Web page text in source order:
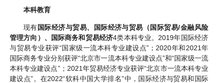
本科教育
现有国际经济与贸易、国际经济与贸易（国际贸易/金融风险
管理方向）、国际商务和贸易经济4类本科专业。2019年国际经济
与贸易专业获评“国家级一流本科专业建设点”；2020年和2021年
国际商务专业分别获评“北京市一流本科专业建设点”和“国家级一流
本科专业建设点”；2021年贸易经济专业获评“北京市一流本科专业
建设点”。在2022“软科中国大学排名”中，国际经济与贸易和国际